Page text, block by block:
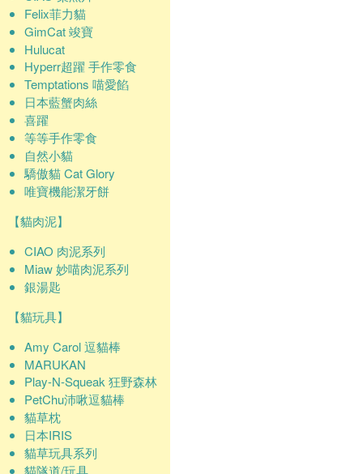
Felix菲力貓
GimCat 竣寶
Hulucat
Hyperr超躍 手作零食
Temptations 喵愛餡
日本藍蟹肉絲
喜躍
等等手作零食
自然小貓
驕傲貓 Cat Glory
唯寶機能潔牙餅
【貓肉泥】
CIAO 肉泥系列
Miaw 妙喵肉泥系列
銀湯匙
【貓玩具】
Amy Carol 逗貓棒
MARUKAN
Play-N-Squeak 狂野森林
PetChu沛啾逗貓棒
貓草枕
日本IRIS
貓草玩具系列
貓隧道/玩具